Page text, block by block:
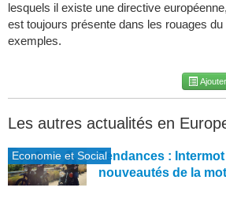
lesquels il existe une directive
est toujours présente dans les rouages
exemples.
Les autres actualités en
Economie et SocialTendances : Intermot
nouveautés de la